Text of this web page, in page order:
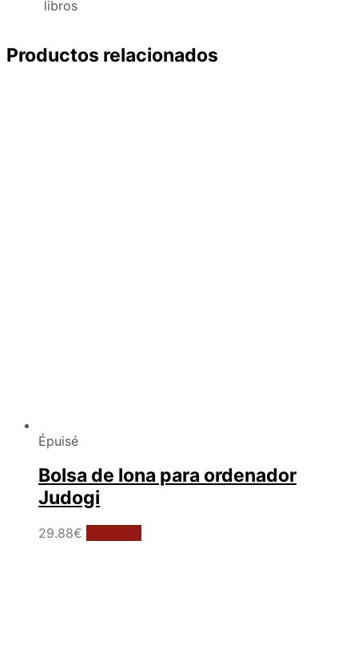
libros
Productos relacionados
Épuisé
Bolsa de lona para ordenador
Judogi
29.88€